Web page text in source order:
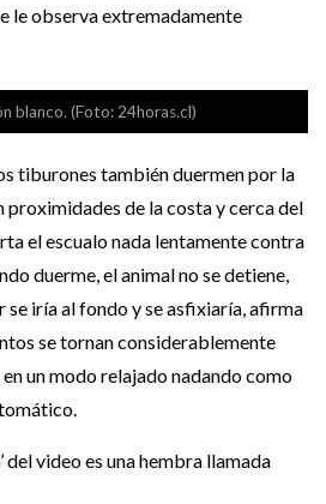
le observa extremadamente
blanco. (Foto: 24horas.cl)
tiburones también duermen por la
proximidades de la costa y cerca del
el escualo nada lentamente contra
duerme, el animal no se detiene,
se iría al fondo y se asfixiaría, afirma
se tornan considerablemente
un modo relajado nadando como
del video es una hembra llamada